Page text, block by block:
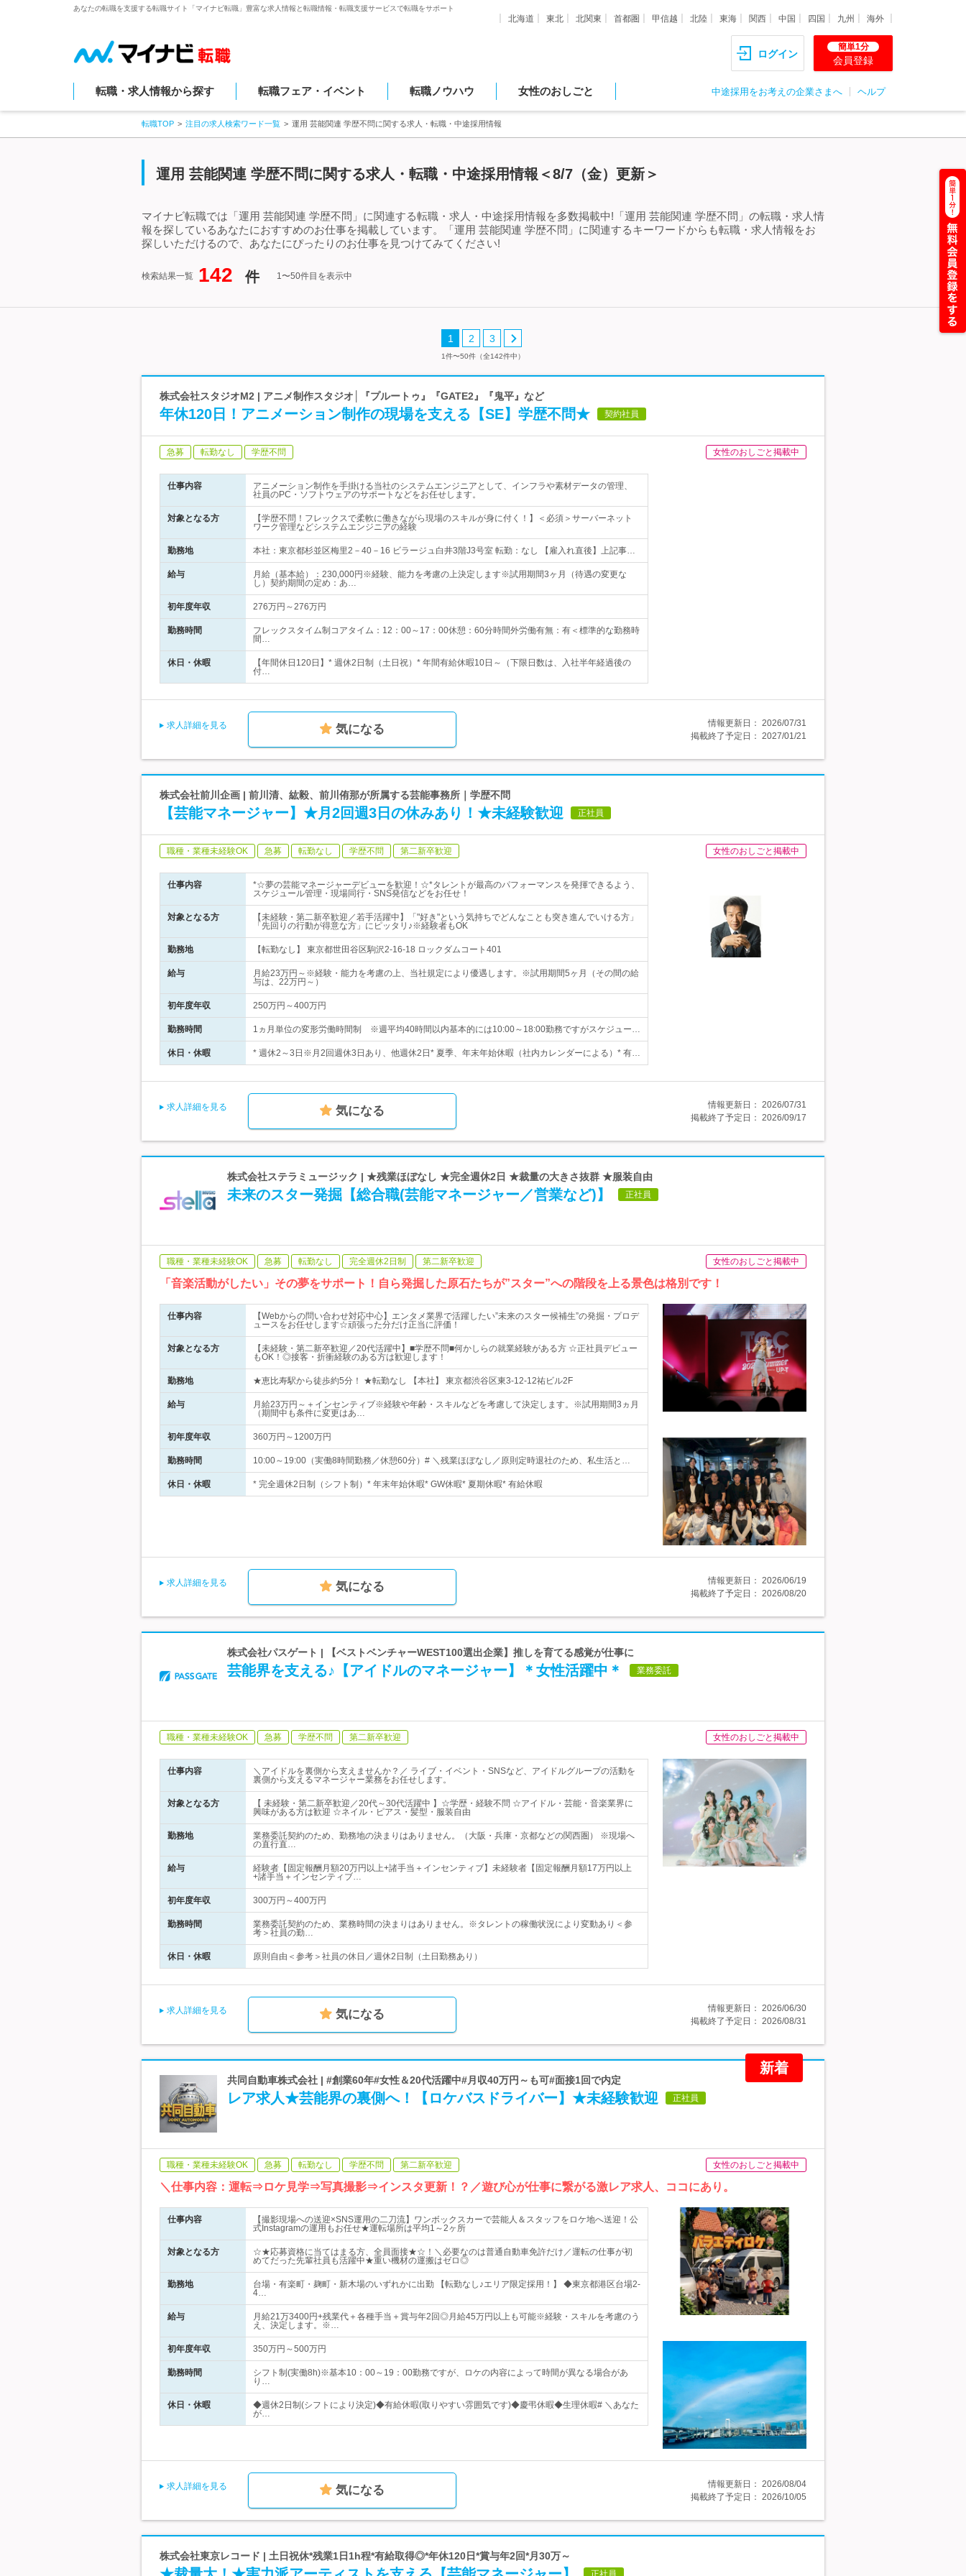
あなたの転職を支援する転職サイト「マイナビ転職」豊富な求人情報と転職情報・転職支援サービスで転職をサポート
北海道 東北 北関東 首都圏 甲信越 北陸 東海 関西 中国 四国 九州 海外
ログイン
簡単1分
会員登録
転職・求人情報から探す 転職フェア・イベント 転職ノウハウ 女性のおしごと 中途採用をお考えの企業さまへ ヘルプ
転職TOP 注目の求人検索ワード一覧 運用 芸能関連 学歴不問に関する求人・転職・中途採用情報
運用 芸能関連 学歴不問に関する求人・転職・中途採用情報＜8/7（金）更新＞
マイナビ転職では「運用 芸能関連 学歴不問」に関連する転職・求人・中途採用情報を多数掲載中!「運用 芸能関連 学歴不問」の転職・求人情
報を探しているあなたにおすすめのお仕事を掲載しています。「運用 芸能関連 学歴不問」に関連するキーワードからも転職・求人情報をお
探しいただけるので、あなたにぴったりのお仕事を見つけてみてください!
検索結果一覧 142 件 1〜50件目を表示中
1 2 3
1件〜50件（全142件中）
株式会社スタジオM2 | アニメ制作スタジオ│『プルートゥ』『GATE2』『鬼平』など
年休120日！アニメーション制作の現場を支える【SE】学歴不問★ 契約社員
急募 転勤なし 学歴不問 女性のおしごと掲載中
仕事内容
アニメーション制作を手掛ける当社のシステムエンジニアとして、インフラや素材データの管理、
社員のPC・ソフトウェアのサポートなどをお任せします。
対象となる方
【学歴不問！フレックスで柔軟に働きながら現場のスキルが身に付く！】＜必須＞サーバーネット
ワーク管理などシステムエンジニアの経験
勤務地 本社：東京都杉並区梅里2－40－16 ビラージュ白井3階J3号室 転勤：なし 【雇入れ直後】上記事…
給与
月給（基本給）：230,000円※経験、能力を考慮の上決定します※試用期間3ヶ月（待遇の変更な
し）契約期間の定め：あ…
初年度年収 276万円～276万円
勤務時間
フレックスタイム制コアタイム：12：00～17：00休憩：60分時間外労働有無：有＜標準的な勤務時
間…
休日・休暇
【年間休日120日】* 週休2日制（土日祝）* 年間有給休暇10日～（下限日数は、入社半年経過後の
付…
求人詳細を見る 気になる 情報更新日： 2026/07/31
掲載終了予定日： 2027/01/21
株式会社前川企画 | 前川清、紘毅、前川侑那が所属する芸能事務所｜学歴不問
【芸能マネージャー】★月2回週3日の休みあり！★未経験歓迎 正社員
職種・業種未経験OK 急募 転勤なし 学歴不問 第二新卒歓迎 女性のおしごと掲載中
仕事内容
*☆夢の芸能マネージャーデビューを歓迎！☆*タレントが最高のパフォーマンスを発揮できるよう、
スケジュール管理・現場同行・SNS発信などをお任せ！
対象となる方
【未経験・第二新卒歓迎／若手活躍中】「"好き"という気持ちでどんなことも突き進んでいける方」
「先回りの行動が得意な方」にピッタリ♪※経験者もOK
勤務地 【転勤なし】 東京都世田谷区駒沢2-16-18 ロックダムコート401
給与
月給23万円～※経験・能力を考慮の上、当社規定により優遇します。※試用期間5ヶ月（その間の給
与は、22万円～）
初年度年収 250万円～400万円
勤務時間 1ヵ月単位の変形労働時間制 ※週平均40時間以内基本的には10:00～18:00勤務ですがスケジュー…
休日・休暇 * 週休2～3日※月2回週休3日あり、他週休2日* 夏季、年末年始休暇（社内カレンダーによる）* 有…
求人詳細を見る 気になる 情報更新日： 2026/07/31
掲載終了予定日： 2026/09/17
株式会社ステラミュージック | ★残業ほぼなし ★完全週休2日 ★裁量の大きさ抜群 ★服装自由
未来のスター発掘【総合職(芸能マネージャー／営業など)】 正社員
職種・業種未経験OK 急募 転勤なし 完全週休2日制 第二新卒歓迎 女性のおしごと掲載中
「音楽活動がしたい」その夢をサポート！自ら発掘した原石たちが”スター”への階段を上る景色は格別です！
仕事内容
【Webからの問い合わせ対応中心】エンタメ業界で活躍したい”未来のスター候補生”の発掘・プロデ
ュースをお任せします☆頑張った分だけ正当に評価！
対象となる方
【未経験・第二新卒歓迎／20代活躍中】■学歴不問■何かしらの就業経験がある方 ☆正社員デビュー
もOK！◎接客・折衝経験のある方は歓迎します！
勤務地 ★恵比寿駅から徒歩約5分！ ★転勤なし 【本社】 東京都渋谷区東3-12-12祐ビル2F
給与
月給23万円～＋インセンティブ※経験や年齢・スキルなどを考慮して決定します。※試用期間3ヵ月
（期間中も条件に変更はあ…
初年度年収 360万円～1200万円
勤務時間 10:00～19:00（実働8時間勤務／休憩60分）# ＼残業ほぼなし／原則定時退社のため、私生活と…
休日・休暇 * 完全週休2日制（シフト制）* 年末年始休暇* GW休暇* 夏期休暇* 有給休暇
求人詳細を見る 気になる 情報更新日： 2026/06/19
掲載終了予定日： 2026/08/20
株式会社パスゲート | 【ベストベンチャーWEST100選出企業】推しを育てる感覚が仕事に
芸能界を支える♪【アイドルのマネージャー】＊女性活躍中＊ 業務委託
職種・業種未経験OK 急募 学歴不問 第二新卒歓迎 女性のおしごと掲載中
仕事内容
＼アイドルを裏側から支えませんか？／ ライブ・イベント・SNSなど、アイドルグループの活動を
裏側から支えるマネージャー業務をお任せします。
対象となる方
【 未経験・第二新卒歓迎／20代～30代活躍中 】☆学歴・経験不問 ☆アイドル・芸能・音楽業界に
興味がある方は歓迎 ☆ネイル・ピアス・髪型・服装自由
勤務地
業務委託契約のため、勤務地の決まりはありません。（大阪・兵庫・京都などの関西圏） ※現場へ
の直行直…
給与
経験者【固定報酬月額20万円以上+諸手当＋インセンティブ】未経験者【固定報酬月額17万円以上
+諸手当＋インセンティブ…
初年度年収 300万円～400万円
勤務時間
業務委託契約のため、業務時間の決まりはありません。※タレントの稼働状況により変動あり＜参
考＞社員の勤…
休日・休暇 原則自由＜参考＞社員の休日／週休2日制（土日勤務あり）
求人詳細を見る 気になる 情報更新日： 2026/06/30
掲載終了予定日： 2026/08/31
新着
共同自動車株式会社 | #創業60年#女性＆20代活躍中#月収40万円～も可#面接1回で内定
レア求人★芸能界の裏側へ！【ロケバスドライバー】★未経験歓迎 正社員
職種・業種未経験OK 急募 転勤なし 学歴不問 第二新卒歓迎 女性のおしごと掲載中
＼仕事内容：運転⇒ロケ見学⇒写真撮影⇒インスタ更新！？／遊び心が仕事に繋がる激レア求人、ココにあり。
仕事内容
【撮影現場への送迎×SNS運用の二刀流】ワンボックスカーで芸能人＆スタッフをロケ地へ送迎！公
式Instagramの運用もお任せ★運転場所は平均1～2ヶ所
対象となる方
☆★応募資格に当てはまる方、全員面接★☆！＼必要なのは普通自動車免許だけ／運転の仕事が初
めてだった先輩社員も活躍中★重い機材の運搬はゼロ◎
勤務地
台場・有楽町・麹町・新木場のいずれかに出勤 【転勤なし♪エリア限定採用！】 ◆東京都港区台場2-
4…
給与
月給21万3400円+残業代＋各種手当＋賞与年2回◎月給45万円以上も可能※経験・スキルを考慮のう
え、決定します。※…
初年度年収 350万円～500万円
勤務時間
シフト制(実働8h)※基本10：00～19：00勤務ですが、ロケの内容によって時間が異なる場合があ
り…
休日・休暇
◆週休2日制(シフトにより決定)◆有給休暇(取りやすい雰囲気です)◆慶弔休暇◆生理休暇# ＼あなた
が…
求人詳細を見る 気になる 情報更新日： 2026/08/04
掲載終了予定日： 2026/10/05
株式会社東京レコード | 土日祝休*残業1日1h程*有給取得◎*年休120日*賞与年2回*月30万～
正社員